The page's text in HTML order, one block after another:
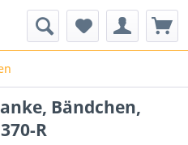
Bändchen,
R